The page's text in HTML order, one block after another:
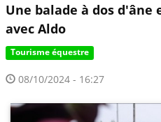
Une balade à dos
avec Aldo
Tourisme équestre
08/10/2024 - 16:27